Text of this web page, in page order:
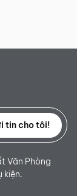
tin cho tôi!
Văn Phòng
kiện.